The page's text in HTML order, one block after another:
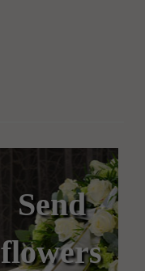
Send
flowers